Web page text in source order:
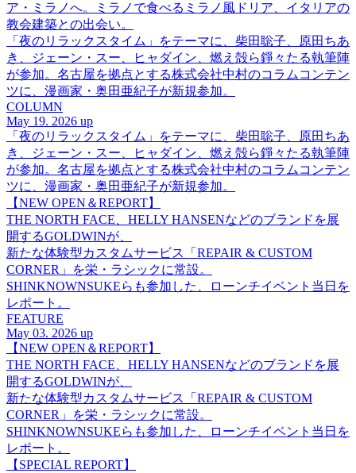
ア・ミラノへ。ミラノで食べるミラノ風ドリア、イタリアの
教会建築との出会い。
「夜のリラックスタイム」をテーマに、柴田聡子、原田ちあ
き、ジェーン・スー、ヒャダイン、燃え殻ら錚々たる執筆陣
が参加。名古屋を拠点とする株式会社中村のコラムコンテン
ツに、漫画家・奥田亜紀子が新規参加。
COLUMN
May 19. 2026 up
「夜のリラックスタイム」をテーマに、柴田聡子、原田ちあ
き、ジェーン・スー、ヒャダイン、燃え殻ら錚々たる執筆陣
が参加。名古屋を拠点とする株式会社中村のコラムコンテン
ツに、漫画家・奥田亜紀子が新規参加。
【NEW OPEN＆REPORT】
THE NORTH FACE、HELLY HANSENなどのブランドを展
開するGOLDWINが、
新たな体験型カスタムサービス「REPAIR & CUSTOM
CORNER」を栄・ラシックに常設。
SHINKNOWNSUKEらも参加した、ローンチイベント当日を
レポート。
FEATURE
May 03. 2026 up
【NEW OPEN＆REPORT】
THE NORTH FACE、HELLY HANSENなどのブランドを展
開するGOLDWINが、
新たな体験型カスタムサービス「REPAIR & CUSTOM
CORNER」を栄・ラシックに常設。
SHINKNOWNSUKEらも参加した、ローンチイベント当日を
レポート。
【SPECIAL REPORT】